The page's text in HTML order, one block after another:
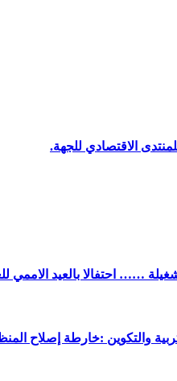
الاقتصادي للجهة.
…… احتفالا بالعيد الاممي
والتكوين :خارطة إصلاح